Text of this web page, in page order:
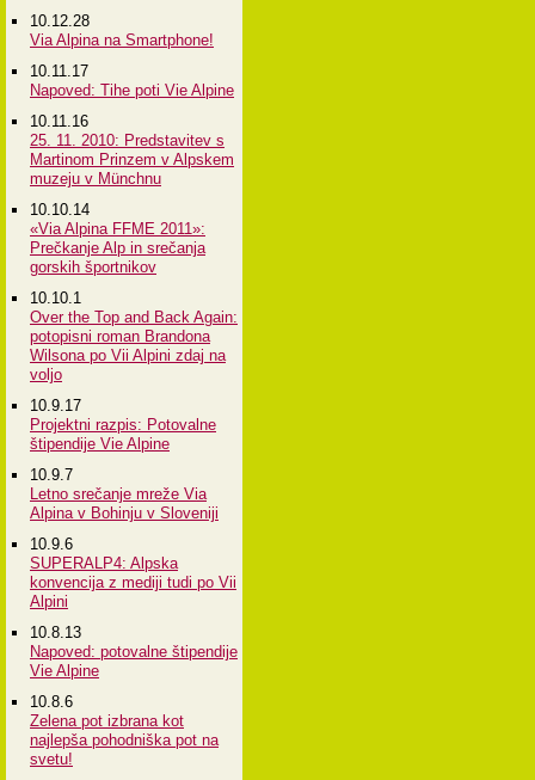
10.12.28
Via Alpina na Smartphone!
10.11.17
Napoved: Tihe poti Vie Alpine
10.11.16
25. 11. 2010: Predstavitev s
Martinom Prinzem v Alpskem
muzeju v Münchnu
10.10.14
«Via Alpina FFME 2011»:
Prečkanje Alp in srečanja
gorskih športnikov
10.10.1
Over the Top and Back Again:
potopisni roman Brandona
Wilsona po Vii Alpini zdaj na
voljo
10.9.17
Projektni razpis: Potovalne
štipendije Vie Alpine
10.9.7
Letno srečanje mreže Via
Alpina v Bohinju v Sloveniji
10.9.6
SUPERALP4: Alpska
konvencija z mediji tudi po Vii
Alpini
10.8.13
Napoved: potovalne štipendije
Vie Alpine
10.8.6
Zelena pot izbrana kot
najlepša pohodniška pot na
svetu!